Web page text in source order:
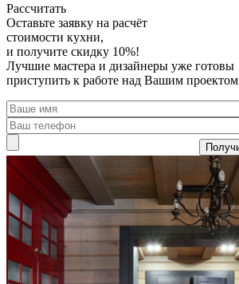
Рассчитать
Оставьте заявку на расчёт
стоимости кухни,
и получите скидку 10%!
Лучшие мастера и дизайнеры уже готовы
приступить к работе над Вашим проектом